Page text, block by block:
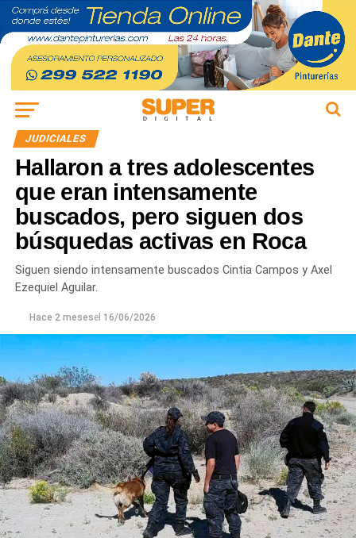
JUDICIALES
Hallaron a tres adolescentes
que eran intensamente
buscados, pero siguen dos
búsquedas activas en Roca
Siguen siendo intensamente buscados Cintia Campos y Axel
Ezequiel Aguilar.
Hace 2 mesesel 16/06/2026